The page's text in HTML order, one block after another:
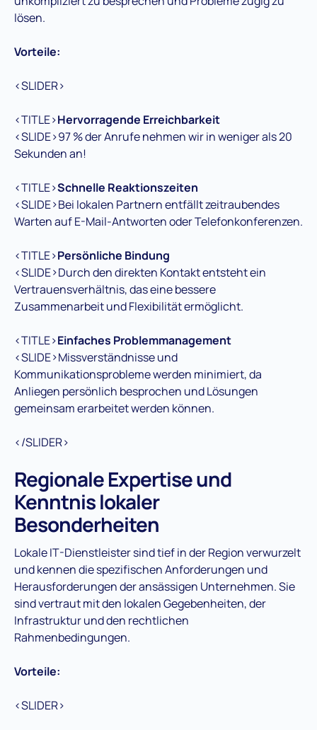
lösen.
Vorteile:
<SLIDER>
<TITLE>Hervorragende Erreichbarkeit
<SLIDE>97 % der Anrufe nehmen wir in weniger als 20
Sekunden an!
<TITLE>Schnelle Reaktionszeiten
<SLIDE>Bei lokalen Partnern entfällt zeitraubendes
Warten auf E-Mail-Antworten oder Telefonkonferenzen.
<TITLE>Persönliche Bindung
<SLIDE>Durch den direkten Kontakt entsteht ein
Vertrauensverhältnis, das eine bessere
Zusammenarbeit und Flexibilität ermöglicht.
<TITLE>Einfaches Problemmanagement
<SLIDE>Missverständnisse und
Kommunikationsprobleme werden minimiert, da
Anliegen persönlich besprochen und Lösungen
gemeinsam erarbeitet werden können.
</SLIDER>
Regionale Expertise und
Kenntnis lokaler
Besonderheiten
Lokale IT-Dienstleister sind tief in der Region verwurzelt
und kennen die spezifischen Anforderungen und
Herausforderungen der ansässigen Unternehmen. Sie
sind vertraut mit den lokalen Gegebenheiten, der
Infrastruktur und den rechtlichen
Rahmenbedingungen.
Vorteile:
<SLIDER>